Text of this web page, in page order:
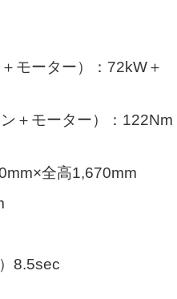
モーター）：72kW＋
＋モーター）：122Nm
全高1,670mm
8.5sec